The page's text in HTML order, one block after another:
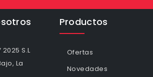
2025 S.L
La
Productos
Ofertas
Novedades